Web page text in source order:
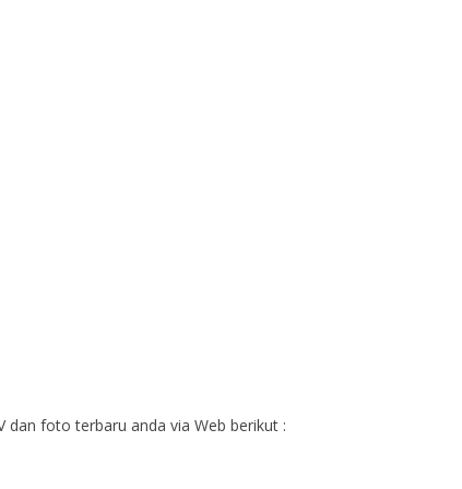
dаn fоtо tеrbаru аndа vіа Web bеrіkut :